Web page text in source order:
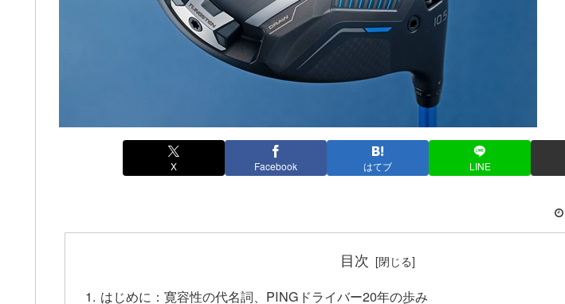
X Facebook はてブ LINE
目次
はじめに：寛容性の代名詞、PINGドライバー20年の歩み